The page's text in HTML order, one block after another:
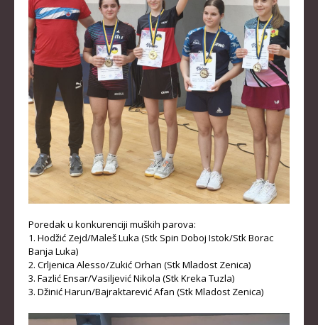
Poredak u konkurenciji muških parova:
1. Hodžić Zejd/Maleš Luka (Stk Spin Doboj Istok/Stk Borac
Banja Luka)
2. Crljenica Alesso/Zukić Orhan (Stk Mladost Zenica)
3. Fazlić Ensar/Vasiljević Nikola (Stk Kreka Tuzla)
3. Džinić Harun/Bajraktarević Afan (Stk Mladost Zenica)